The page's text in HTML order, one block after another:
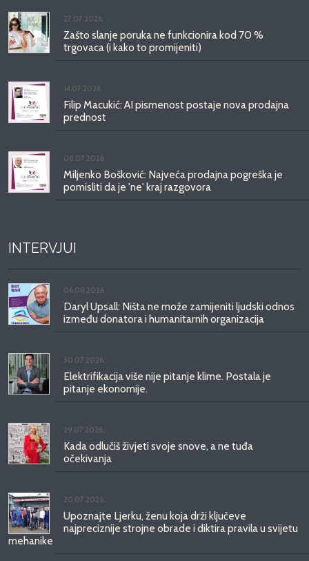
27.07.2026.
Zašto slanje poruka ne funkcionira kod 70 %
trgovaca (i kako to promijeniti)
14.07.2026.
Filip Macukić: AI pismenost postaje nova prodajna
prednost
08.07.2026.
Miljenko Bošković: Najveća prodajna pogreška je
pomisliti da je 'ne' kraj razgovora
INTERVJUI
06.08.2026.
Daryl Upsall: Ništa ne može zamijeniti ljudski odnos
između donatora i humanitarnih organizacija
30.07.2026.
Elektrifikacija više nije pitanje klime. Postala je
pitanje ekonomije.
29.07.2026.
Kada odlučiš živjeti svoje snove, a ne tuđa
očekivanja
20.07.2026.
Upoznajte Ljerku, ženu koja drži ključeve
najpreciznije strojne obrade i diktira pravila u svijetu
mehanike